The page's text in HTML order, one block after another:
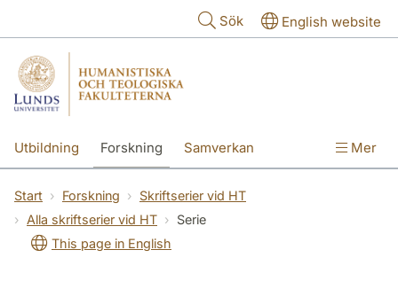
Sök English website
Utbildning Forskning Samverkan Mer
Start Forskning
Skriftserier vid HT
Alla skriftserier vid HT
Serie
This page in English